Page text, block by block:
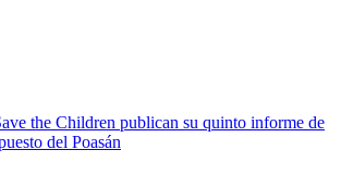
the Children publican su quinto informe de
del Poasán